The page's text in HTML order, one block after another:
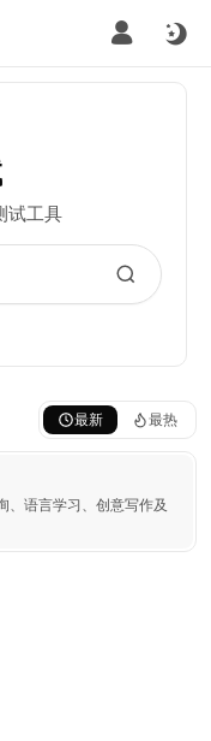
试工具
最新 最热
、语言学习、创意写作及